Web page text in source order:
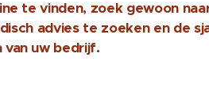
te vinden, zoek gewoon
advies te zoeken en de
uw bedrijf.